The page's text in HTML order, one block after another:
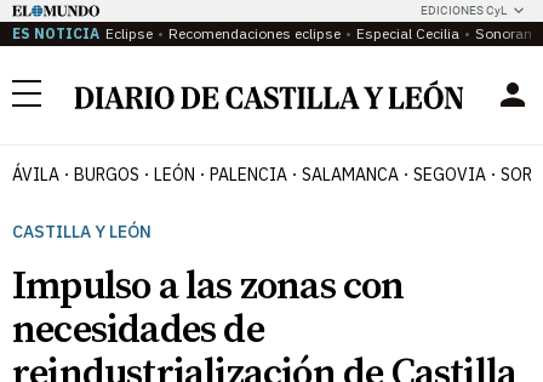
EDICIONES CyL
ES NOTICIA Eclipse Recomendaciones eclipse Especial Cecilia
Menú
ÁVILA BURGOS LEÓN PALENCIA SALAMANCA SEGOVIA
CASTILLA Y LEÓN
Impulso a las zonas con
necesidades de